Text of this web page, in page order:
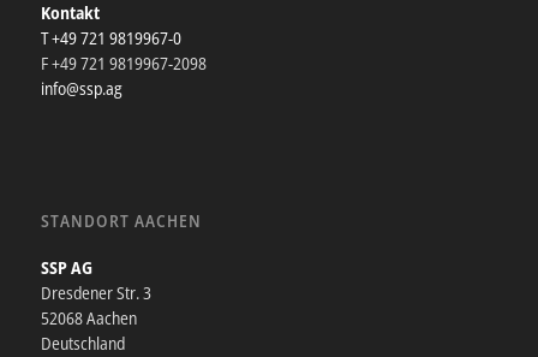
Kontakt
T +49 721 9819967-0
F +49 721 9819967-2098
info@ssp.ag
STANDORT AACHEN
SSP AG
Dresdener Str. 3
52068 Aachen
Deutschland